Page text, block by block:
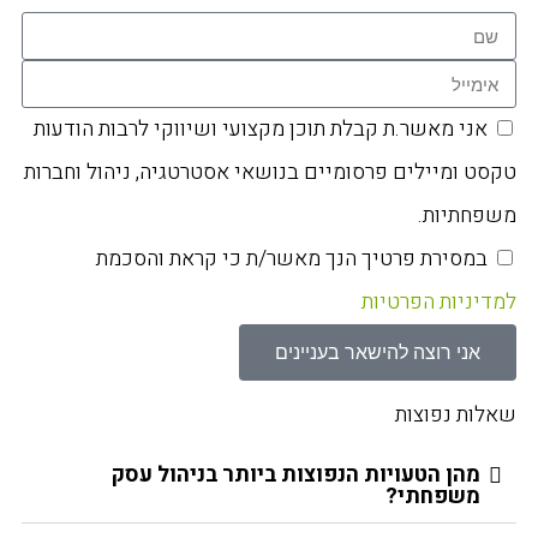
אני מאשר.ת קבלת תוכן מקצועי ושיווקי לרבות הודעות
טקסט ומיילים פרסומיים בנושאי אסטרטגיה, ניהול וחברות
משפחתיות.
במסירת פרטיך הנך מאשר/ת כי קראת והסכמת
למדיניות הפרטיות
אני רוצה להישאר בעניינים
שאלות נפוצות
מהן הטעויות הנפוצות ביותר בניהול עסק
משפחתי?